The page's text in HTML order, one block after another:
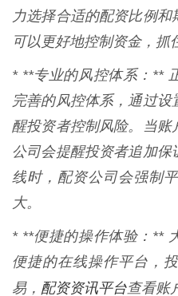
力选择合适的配资比例
可以更好地控制资金，抓
* **专业的风控体系：**
完善的风控体系，通过
醒投资者控制风险。当账
公司会提醒投资者追加
线时，配资公司会强制
大。
* **便捷的操作体验：**
便捷的在线操作平台，
易， 配资资讯平台查看账